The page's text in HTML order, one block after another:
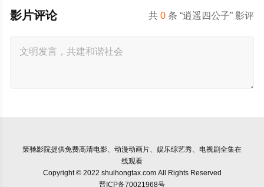
共0 条 “逍遥四公子” 影评
影片评论
策驰影院提供免费高清电影、动漫动画片、娱乐综艺秀、电视剧全集在
线观看
Copyright © 2022 shuihongtax.com All Rights Reserved
晋ICP备70021968号